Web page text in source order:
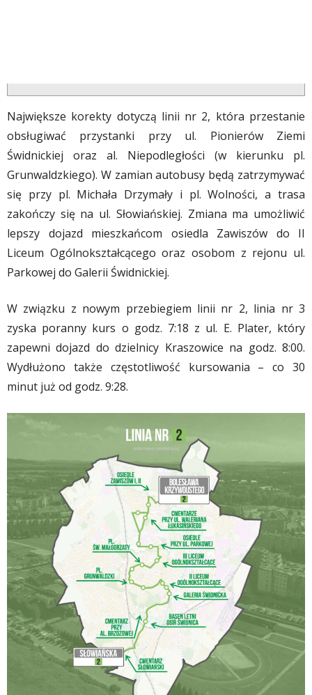
Największe korekty dotyczą linii nr 2, która przestanie
obsługiwać przystanki przy ul. Pionierów Ziemi
Świdnickiej oraz al. Niepodległości (w kierunku pl.
Grunwaldzkiego). W zamian autobusy będą zatrzymywać
się przy pl. Michała Drzymały i pl. Wolności, a trasa
zakończy się na ul. Słowiańskiej. Zmiana ma umożliwić
lepszy dojazd mieszkańcom osiedla Zawiszów do II
Liceum Ogólnokształcącego oraz osobom z rejonu ul.
Parkowej do Galerii Świdnickiej.
W związku z nowym przebiegiem linii nr 2, linia nr 3
zyska poranny kurs o godz. 7:18 z ul. E. Plater, który
zapewni dojazd do dzielnicy Kraszowice na godz. 8:00.
Wydłużono także częstotliwość kursowania – co 30
minut już od godz. 9:28.